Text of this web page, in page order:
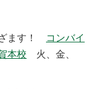
ます！
コンバイ
本校 火、金、